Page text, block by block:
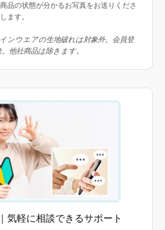
品の状態が分かるお写真をお送りくださ
ます。
ンウエアの生地破れは対象外。会員登
他社商品は除きます。
気軽に相談できるサポート